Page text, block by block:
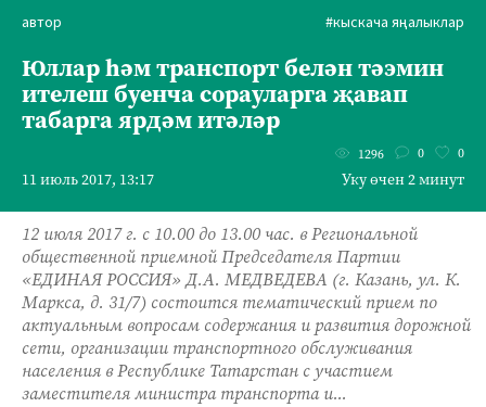
автор #кыскача яңалыклар
Юллар һәм транспорт белән тәэмин
ителеш буенча сорауларга җавап
табарга ярдәм итәләр
11 июль 2017, 13:17
1296 0 0
Уку өчен 2 минут
12 июля 2017 г. с 10.00 до 13.00 час. в Региональной
общественной приемной Председателя Партии
«ЕДИНАЯ РОССИЯ» Д.А. МЕДВЕДЕВА (г. Казань, ул. К.
Маркса, д. 31/7) состоится тематический прием по
актуальным вопросам содержания и развития дорожной
сети, организации транспортного обслуживания
населения в Республике Татарстан с участием
заместителя министра транспорта и...